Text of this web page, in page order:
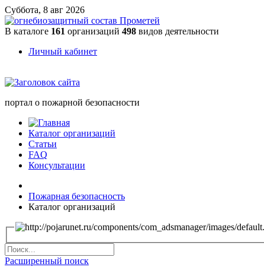
Суббота, 8 авг 2026
В каталоге 161 организаций 498 видов деятельности
Личный кабинет
портал о пожарной безопасности
Каталог организаций
Статьи
FAQ
Консультации
Пожарная безопасность
Каталог организаций
Расширенный поиск